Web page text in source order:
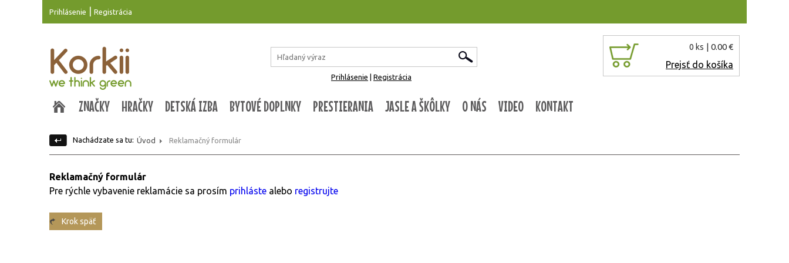
Prihlásenie Registrácia
0 ks | 0.00 €
Prejsť do košíka
Prihlásenie Registrácia
ZNAČKY HRAČKY DETSKÁ IZBA BYTOVÉ DOPLNKY PRESTIERANIA JASLE A ŠKÔLKY O NÁS VIDEO KONTAKT
Nachádzate sa tu: Úvod Reklamačný formulár
Reklamačný formulár
Pre rýchle vybavenie reklamácie sa prosím prihláste alebo registrujte
Krok späť